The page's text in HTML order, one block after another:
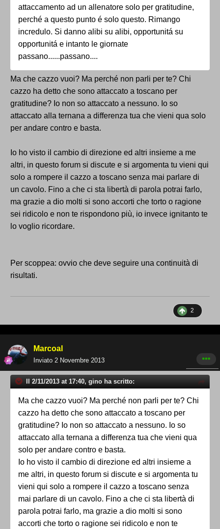
attaccamento ad un allenatore solo per gratitudine,
perché a questo punto é solo questo. Rimango
incredulo. Si danno alibi su alibi, opportunitá su
opportunitá e intanto le giornate
passano......passano....
Ma che cazzo vuoi? Ma perché non parli per te? Chi
cazzo ha detto che sono attaccato a toscano per
gratitudine? Io non so attaccato a nessuno. Io so
attaccato alla ternana a differenza tua che vieni qua solo
per andare contro e basta.
Io ho visto il cambio di direzione ed altri insieme a me
altri, in questo forum si discute e si argomenta tu vieni qui
solo a rompere il cazzo a toscano senza mai parlare di
un cavolo. Fino a che ci sta libertà di parola potrai farlo,
ma grazie a dio molti si sono accorti che torto o ragione
sei ridicolo e non te rispondono più, io invece ignitanto te
lo voglio ricordare.
Per scoppea: ovvio che deve seguire una continuità di
risultati.
2
Marcoal
Inviato 2 Novembre 2013
Il 2/11/2013 at 17:40, gino ha scritto:
Ma che cazzo vuoi? Ma perché non parli per te? Chi
cazzo ha detto che sono attaccato a toscano per
gratitudine? Io non so attaccato a nessuno. Io so
attaccato alla ternana a differenza tua che vieni qua
solo per andare contro e basta.
Io ho visto il cambio di direzione ed altri insieme a
me altri, in questo forum si discute e si argomenta tu
vieni qui solo a rompere il cazzo a toscano senza
mai parlare di un cavolo. Fino a che ci sta libertà di
parola potrai farlo, ma grazie a dio molti si sono
accorti che torto o ragione sei ridicolo e non te